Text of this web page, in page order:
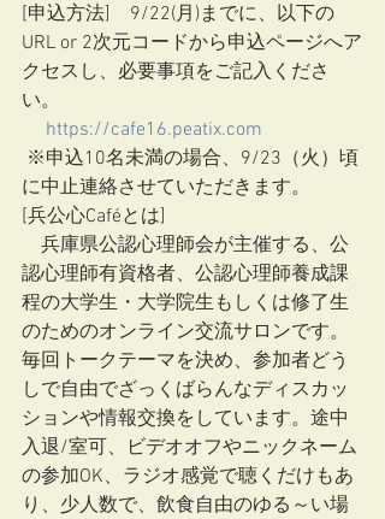
[申込方法]　9/22(月)までに、以下の
URL or 2次元コードから申込ページへア
クセスし、必要事項をご記入くださ
い。
https://cafe16.peatix.com
に中止連絡させていただきます。
[兵公心Caféとは]
兵庫県公認心理師会が主催する、公
認心理師有資格者、公認心理師養成課
程の大学生・大学院生もしくは修了生
のためのオンライン交流サロンです。
毎回トークテーマを決め、参加者どう
しで自由でざっくばらんなディスカッ
ションや情報交換をしています。途中
入退/室可、ビデオオフやニックネーム
の参加OK、ラジオ感覚で聴くだけもあ
り、少人数で、飲食自由のゆる～い場